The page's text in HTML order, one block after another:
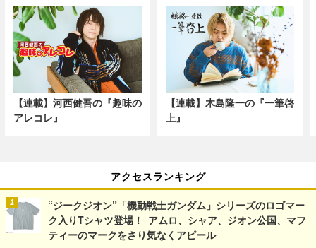
【連載】河西健吾の『趣味の
アレコレ』
【連載】木島隆一の『一筆啓
上』
アクセスランキング
“ジークジオン”「機動戦士ガンダム」シリーズのロゴマー
ク入りTシャツ登場！ アムロ、シャア、ジオン公国、マフ
ティーのマークをさり気なくアピール